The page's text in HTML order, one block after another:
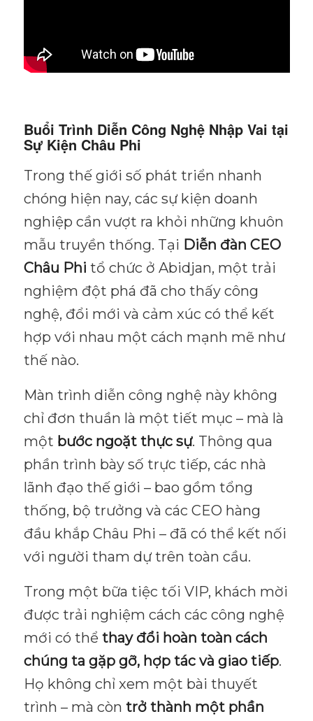
Buổi Trình Diễn Công Nghệ Nhập Vai tại
Sự Kiện Châu Phi
Trong thế giới số phát triển nhanh
chóng hiện nay, các sự kiện doanh
nghiệp cần vượt ra khỏi những khuôn
mẫu truyền thống. Tại Diễn đàn CEO
Châu Phi tổ chức ở Abidjan, một trải
nghiệm đột phá đã cho thấy công
nghệ, đổi mới và cảm xúc có thể kết
hợp với nhau một cách mạnh mẽ như
thế nào.
Màn trình diễn công nghệ này không
chỉ đơn thuần là một tiết mục – mà là
một bước ngoặt thực sự. Thông qua
phần trình bày số trực tiếp, các nhà
lãnh đạo thế giới – bao gồm tổng
thống, bộ trưởng và các CEO hàng
đầu khắp Châu Phi – đã có thể kết nối
với người tham dự trên toàn cầu.
Trong một bữa tiệc tối VIP, khách mời
được trải nghiệm cách các công nghệ
mới có thể thay đổi hoàn toàn cách
chúng ta gặp gỡ, hợp tác và giao tiếp.
Họ không chỉ xem một bài thuyết
trình – mà còn trở thành một phần